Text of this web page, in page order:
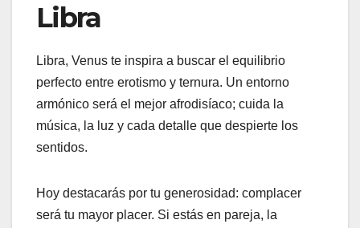
Libra
Libra, Venus te inspira a buscar el equilibrio
perfecto entre erotismo y ternura. Un entorno
armónico será el mejor afrodisíaco; cuida la
música, la luz y cada detalle que despierte los
sentidos.
Hoy destacarás por tu generosidad: complacer
será tu mayor placer. Si estás en pareja, la